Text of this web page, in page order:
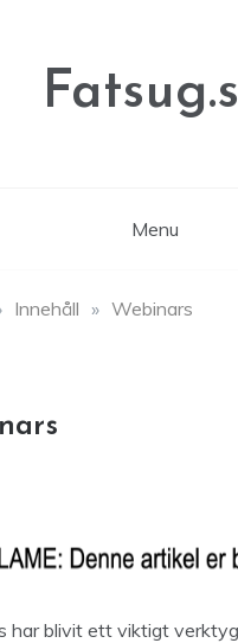
Menu
Innehåll » Webinars
har blivit ett viktigt